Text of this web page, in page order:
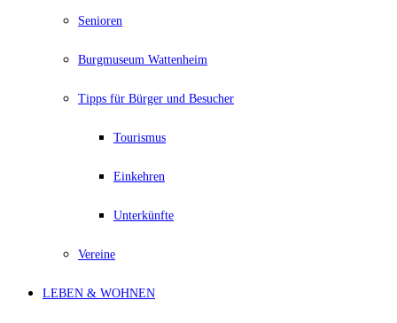
Senioren
Burgmuseum Wattenheim
Tipps für Bürger und Besucher
Tourismus
Einkehren
Unterkünfte
Vereine
LEBEN & WOHNEN